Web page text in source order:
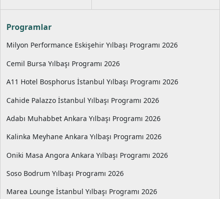
Programlar
Milyon Performance Eskişehir Yılbaşı Programı 2026
Cemil Bursa Yılbaşı Programı 2026
A11 Hotel Bosphorus İstanbul Yılbaşı Programı 2026
Cahide Palazzo İstanbul Yılbaşı Programı 2026
Adabı Muhabbet Ankara Yılbaşı Programı 2026
Kalinka Meyhane Ankara Yılbaşı Programı 2026
Oniki Masa Angora Ankara Yılbaşı Programı 2026
Soso Bodrum Yılbaşı Programı 2026
Marea Lounge İstanbul Yılbaşı Programı 2026